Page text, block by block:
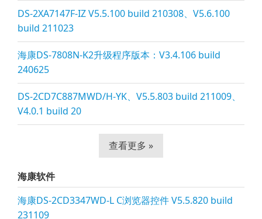
DS-2XA7147F-IZ V5.5.100 build 210308、V5.6.100
build 211023
海康DS-7808N-K2升级程序版本：V3.4.106 build
240625
DS-2CD7C887MWD/H-YK、V5.5.803 build 211009、
V4.0.1 build 20
查看更多 »
海康软件
海康DS-2CD3347WD-L C浏览器控件 V5.5.820 build
231109